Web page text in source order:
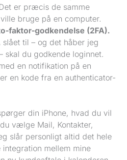
er præcis de samme
bruge på en computer.
faktor-godkendelse (2FA).
slået til – og det håber jeg
skal du godkende loginnet.
en notifikation på en
en kode fra en authenticator-
din iPhone, hvad du vil
vælge Mail, Kontakter,
slår personligt altid det hele
mellem mine